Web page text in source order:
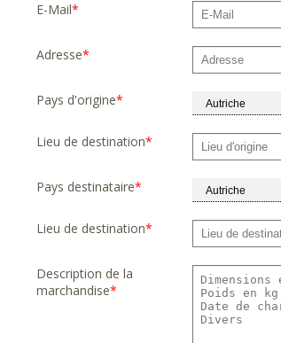
E-Mail*
Adresse*
Pays d'origine*
Lieu de destination*
Pays destinataire*
Lieu de destination*
Description de la
marchandise*